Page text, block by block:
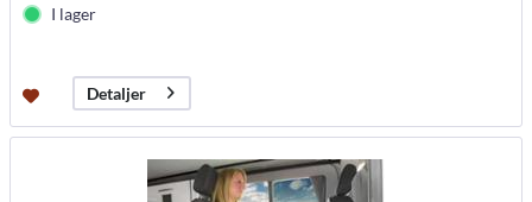
I lager
Detaljer